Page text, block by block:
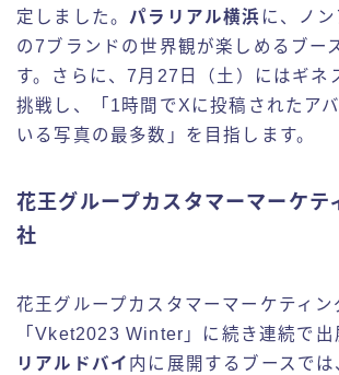
定しました。 パラリアル横浜 に、ノ
の7ブランドの世界観が楽しめるブー
す。さらに、7月27日（土）にはギ
挑戦し、「1時間でXに投稿されたア
いる写真の最多数」を目指します。
花王グループカスタマーマーケテ
社
花王グループカスタマーマーケティン
「Vket2023 Winter」に続き連続で出
リアルドバイ 内に展開するブースでは